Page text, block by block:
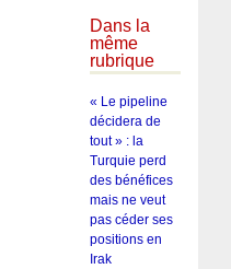
Dans la
même
rubrique
« Le pipeline
décidera de
tout » : la
Turquie perd
des bénéfices
mais ne veut
pas céder ses
positions en
Irak